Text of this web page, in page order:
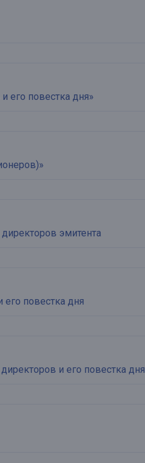
его повестка дня»
эмитента
повестка дня
и его повестка дня